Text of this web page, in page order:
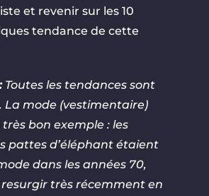
et revenir sur les 10
tendance de cette
Toutes les tendances sont
La mode (vestimentaire)
bon exemple : les
pattes d’éléphant étaient
dans les années 70,
très récemment en